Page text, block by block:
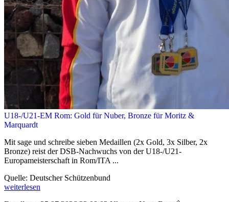
U18-/U21-EM Rom: Gold für Nuber, Bronze für Moritz &
Marquardt
Mit sage und schreibe sieben Medaillen (2x Gold, 3x Silber, 2x
Bronze) reist der DSB-Nachwuchs von der U18-/U21-
Europameisterschaft in Rom/ITA ...
Quelle: Deutscher Schützenbund
weiterlesen